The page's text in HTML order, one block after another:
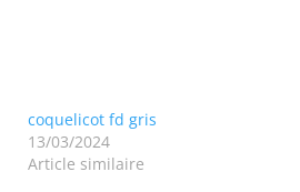
coquelicot fd gris
13/03/2024
Article similaire